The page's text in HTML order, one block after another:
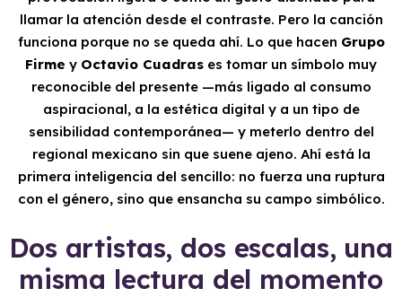
llamar la atención desde el contraste. Pero la canción
funciona porque no se queda ahí. Lo que hacen Grupo
Firme y Octavio Cuadras es tomar un símbolo muy
reconocible del presente —más ligado al consumo
aspiracional, a la estética digital y a un tipo de
sensibilidad contemporánea— y meterlo dentro del
regional mexicano sin que suene ajeno. Ahí está la
primera inteligencia del sencillo: no fuerza una ruptura
con el género, sino que ensancha su campo simbólico.
Dos artistas, dos escalas, una
misma lectura del momento